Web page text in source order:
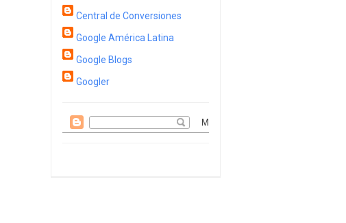
Central de Conversiones
Google América Latina
Google Blogs
Googler